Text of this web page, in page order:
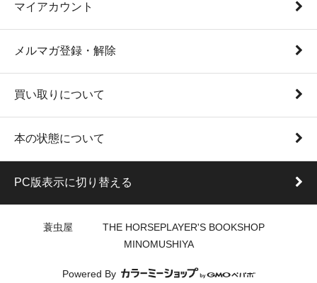
マイアカウント
メルマガ登録・解除
買い取りについて
本の状態について
PC版表示に切り替える
蓑虫屋 THE HORSEPLAYER'S BOOKSHOP
MINOMUSHIYA
Powered By